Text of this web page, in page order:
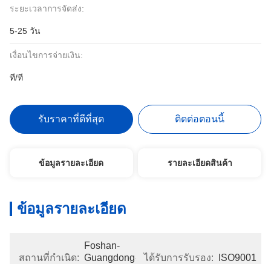
ระยะเวลาการจัดส่ง:
5-25 วัน
เงื่อนไขการจ่ายเงิน:
ที/ที
รับราคาที่ดีที่สุด ติดต่อตอนนี้
ข้อมูลรายละเอียด รายละเอียดสินค้า
ข้อมูลรายละเอียด
สถานที่กำเนิด:
Foshan-
Guangdong-
ได้รับการรับรอง: ISO9001